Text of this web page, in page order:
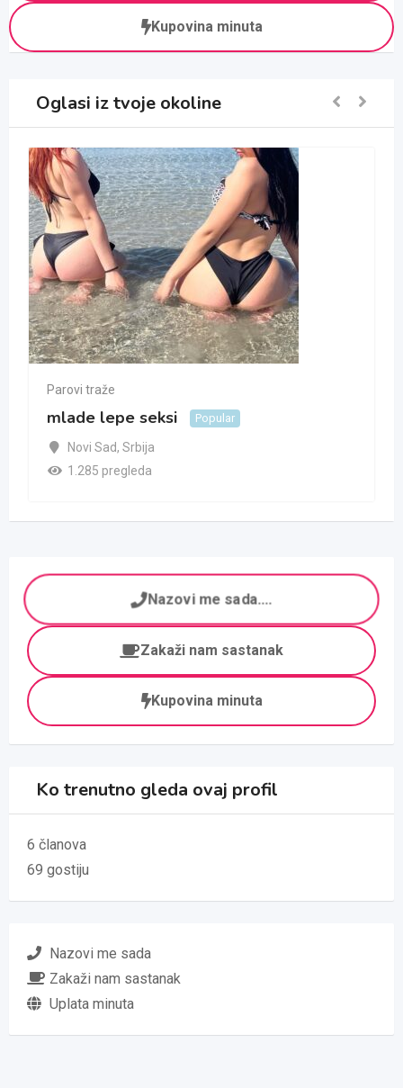
Kupovina minuta
Oglasi iz tvoje okoline
Parovi traže
mlade lepe seksi Popular
Novi Sad, Srbija
1.285 pregleda
Nazovi me sada....
Zakaži nam sastanak
Kupovina minuta
Ko trenutno gleda ovaj profil
6 članova
69 gostiju
Nazovi me sada
Zakaži nam sastanak
Uplata minuta